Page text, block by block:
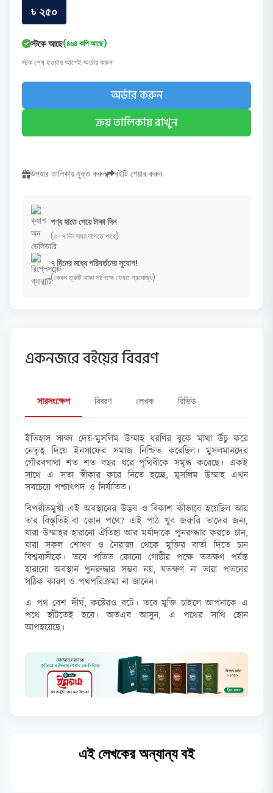
৳ ২৫০
স্টকে আছে(৪৬৪ কপি আছে)
স্টক শেষ হওয়ার আগেই অর্ডার করুন
অর্ডার করুন
ক্রয় তালিকায় রাখুন
উপহার তালিকায় যুক্ত করুন বইটি শেয়ার করুন
পণ্য হাতে পেয়ে টাকা দিন
(৩-৭ দিন সময় লাগতে পারে)
৭ দিনের মধ্যে পরিবর্তনের সুযোগ!
(কেবল ত্রুটি থাকা সাপেক্ষে ফেরত প্রযোজ্য)
একনজরে বইয়ের বিবরণ
সারসংক্ষেপ বিবরণ লেখক রিভিউ
ইতিহাস সাক্ষ্য দেয়-মুসলিম উম্মাহ ধরণির বুকে মাথা উঁচু করে
নেতৃত্ব দিয়ে ইনসাফের সমাজ নিশ্চিত করেছিল। মুসলমানদের
গৌরবগাথা শত শত বছর ধরে পৃথিবীকে সমৃদ্ধ করেছে। একই
সাথে এ সত্য স্বীকার করে নিতে হচ্ছে, মুসলিম উম্মাহ এখন
সবচেয়ে পশ্চাৎপদ ও নির্যাতিত।
বিপরীতমুখী এই অবস্থানের উদ্ভব ও বিকাশ কীভাবে হয়েছিল আর
তার বিস্তৃতিই-বা কোন পথে? এই পাঠ খুব জরুরি তাদের জন্য,
যারা উম্মাহর হারানো ঐতিহ্য আর মর্যাদাকে পুনরুদ্ধার করতে চান,
যারা সকল শোষণ ও নৈরাজ্য থেকে মুক্তির বার্তা দিতে চান
বিশ্ববাসীকে। তবে পতিত কোনো গোষ্ঠীর পক্ষে ততক্ষণ পর্যন্ত
হারানো অবস্থান পুনরুদ্ধার সম্ভব নয়, যতক্ষণ না তারা পতনের
সঠিক কারণ ও পথপরিক্রমা না জানেন।
এ পথ বেশ দীর্ঘ, কষ্টেরও বটে। তবে মুক্তি চাইলে আপনাকে এ
পথে হাঁটতেই হবে। অতএব আসুন, এ পথের সাথি হোন
আপহয়েছে।
এই লেখকের অন্যান্য বই